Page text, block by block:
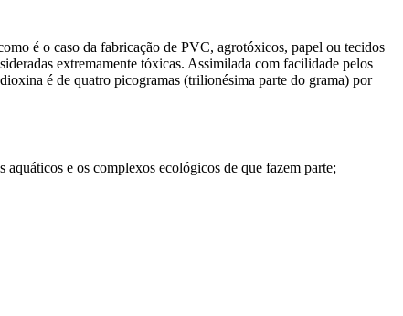
é o caso da fabricação de PVC, agrotóxicos, papel ou tecidos
extremamente tóxicas. Assimilada com facilidade pelos
é de quatro picogramas (trilionésima parte do grama) por
aquáticos e os complexos ecológicos de que fazem parte;